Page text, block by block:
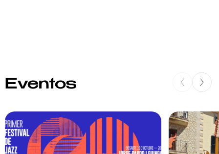
Eventos